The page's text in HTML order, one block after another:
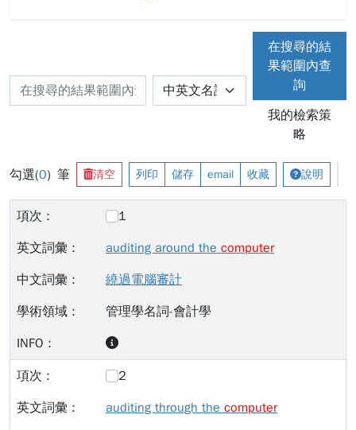
在搜尋的結
果範圍內查
詢
我的檢索策
略
勾選(0) 筆 清空 列印 儲存 email 收藏 說明
1
auditing around the computer
繞過電腦審計
管理學名詞-會計學
2
auditing through the computer